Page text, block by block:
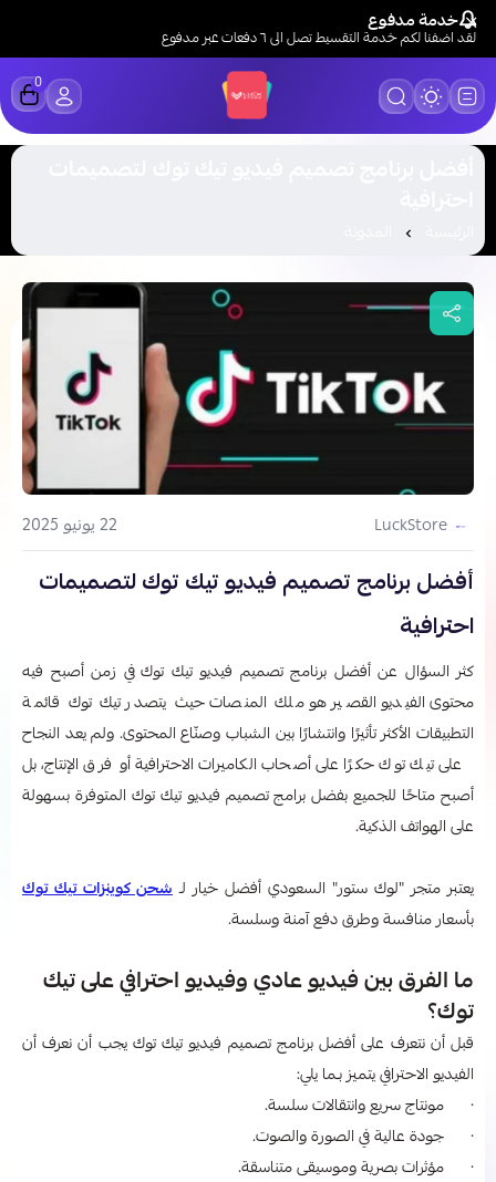
خدمة مدفوع
لقد اضفنا لكم خدمة التقسيط تصل الى ٦ دفعات عبر مدفوع
LUCK STORE
0
LuckStore 22 يونيو 2025
أفضل برنامج تصميم فيديو تيك توك لتصميمات
احترافية
كثر السؤال عن أفضل برنامج تصميم فيديو تيك توك في زمن أصبح فيه
محتوى الفيديو القصير هو ملك المنصات حيث يتصدر تيك توك قائمة
التطبيقات الأكثر تأثيرًا وانتشارًا بين الشباب وصنّاع المحتوى. ولم يعد النجاح
على تيك توك حكرًا على أصحاب الكاميرات الاحترافية أو فرق الإنتاج، بل
أصبح متاحًا للجميع بفضل برامج تصميم فيديو تيك توك المتوفرة بسهولة
على الهواتف الذكية.
يعتبر متجر "لوك ستور" السعودي أفضل خيار لـ شحن كوينزات تيك توك
بأسعار منافسة وطرق دفع آمنة وسلسة.
ما الفرق بين فيديو عادي وفيديو احترافي على تيك
توك؟
قبل أن نتعرف على أفضل برنامج تصميم فيديو تيك توك يجب أن نعرف أن
الفيديو الاحترافي يتميز بـما يلي:
· مونتاج سريع وانتقالات سلسة.
· جودة عالية في الصورة والصوت.
· مؤثرات بصرية وموسيقى متناسقة.